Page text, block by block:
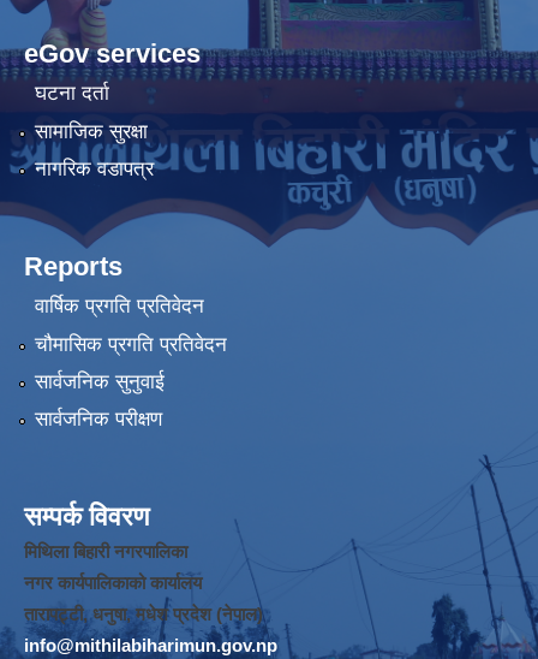
eGov services
घटना दर्ता
सामाजिक सुरक्षा
नागरिक वडापत्र
Reports
वार्षिक प्रगति प्रतिवेदन
चौमासिक प्रगति प्रतिवेदन
सार्वजनिक सुनुवाई
सार्वजनिक परीक्षण
सम्पर्क विवरण
मिथिला बिहारी नगरपालिका
नगर कार्यपालिकाको कार्यालय
तारापट्टी, धनुषा, मधेश प्रदेश (नेपाल)
info@mithilabiharimun.gov.np